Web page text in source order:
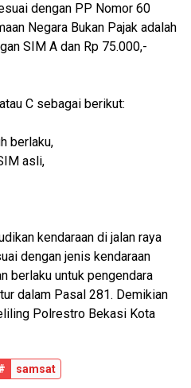
dengan PP Nomor 60
Negara Bukan Pajak adalah
SIM A dan Rp 75.000,-
C sebagai berikut:
berlaku,
asli,
kendaraan di jalan raya
dengan jenis kendaraan
berlaku untuk pengendara
dalam Pasal 281. Demikian
Polrestro Bekasi Kota
samsat